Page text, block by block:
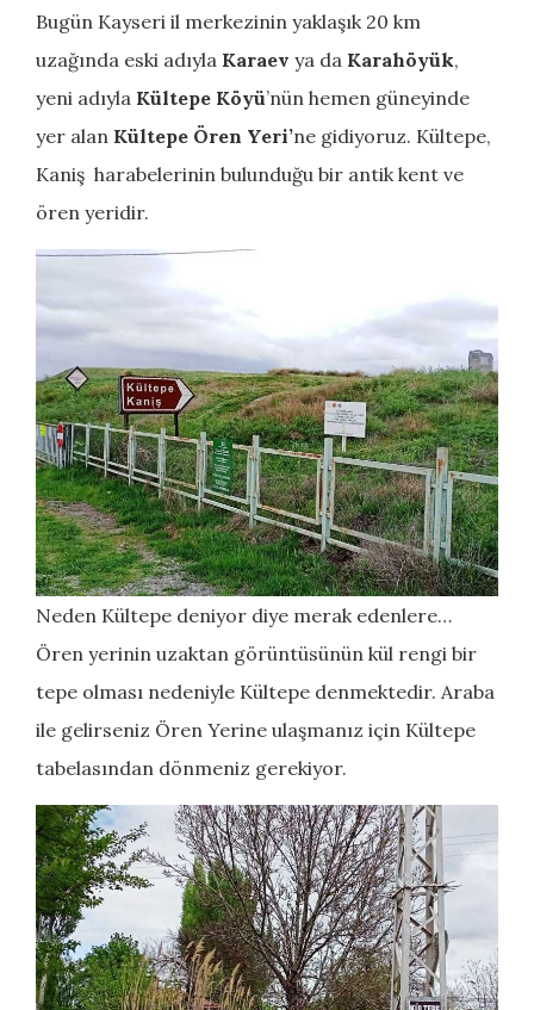
Bugün Kayseri il merkezinin yaklaşık 20 km
uzağında eski adıyla Karaev ya da Karahöyük,
yeni adıyla Kültepe Köyü’nün hemen güneyinde
yer alan Kültepe Ören Yeri’ne gidiyoruz. Kültepe,
Kaniş harabelerinin bulunduğu bir antik kent ve
ören yeridir.
Neden Kültepe deniyor diye merak edenlere…
Ören yerinin uzaktan görüntüsünün kül rengi bir
tepe olması nedeniyle Kültepe denmektedir. Araba
ile gelirseniz Ören Yerine ulaşmanız için Kültepe
tabelasından dönmeniz gerekiyor.